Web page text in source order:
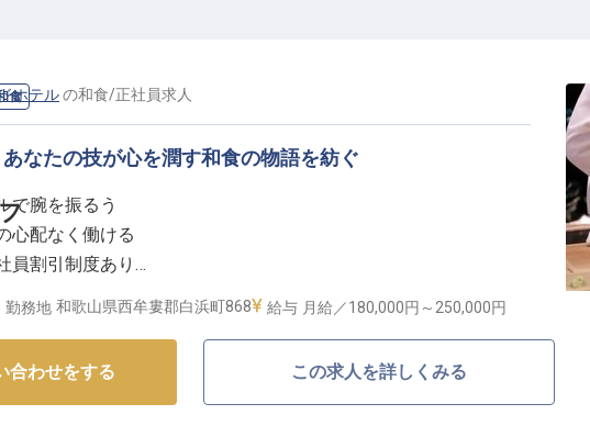
食ホテルの和食/正社員求人
なたの技が心を潤す和食の物語を紡ぐ
で腕を振るう
心配なく働ける
員割引制度あり
る和食調理の仕事
む「白良荘グランドホテル」で、和食の腕を振るいませんか？当
する宿として、多くのお客様に愛されてきました。
勤務地 和歌山県西牟婁郡白浜町868 給与 月給／180,000円～ 250,000円
合わせをする この求人を詳しくみる